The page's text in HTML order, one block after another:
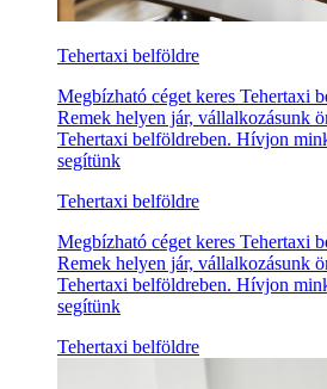
Tehertaxi belföldre
Megbízható céget keres Tehertaxi
Remek helyen jár, vállalkozásunk
Tehertaxi belföldreben. Hívjon
segítünk
Tehertaxi belföldre
Megbízható céget keres Tehertaxi
Remek helyen jár, vállalkozásunk
Tehertaxi belföldreben. Hívjon
segítünk
Tehertaxi belföldre